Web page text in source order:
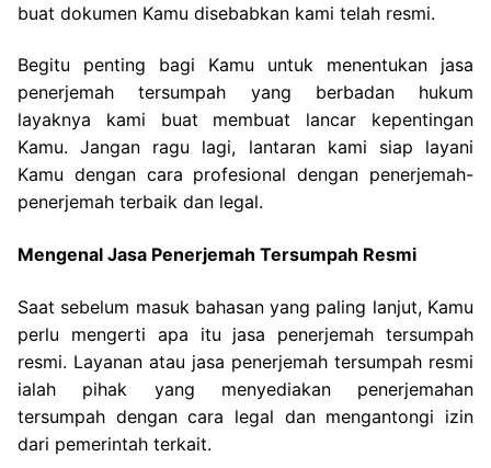
buat dokumen Kamu disebabkan kami telah resmi.
Begitu penting bagi Kamu untuk menentukan jasa
penerjemah tersumpah yang berbadan hukum
layaknya kami buat membuat lancar kepentingan
Kamu. Jangan ragu lagi, lantaran kami siap layani
Kamu dengan cara profesional dengan penerjemah-
penerjemah terbaik dan legal.
Mengenal Jasa Penerjemah Tersumpah Resmi
Saat sebelum masuk bahasan yang paling lanjut, Kamu
perlu mengerti apa itu jasa penerjemah tersumpah
resmi. Layanan atau jasa penerjemah tersumpah resmi
ialah pihak yang menyediakan penerjemahan
tersumpah dengan cara legal dan mengantongi izin
dari pemerintah terkait.